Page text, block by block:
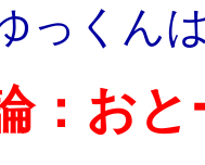
っくん
：お